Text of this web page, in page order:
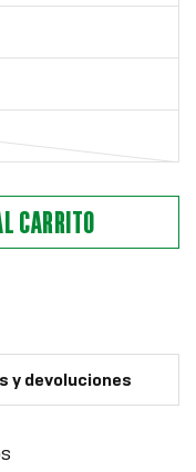
CARRITO
y devoluciones